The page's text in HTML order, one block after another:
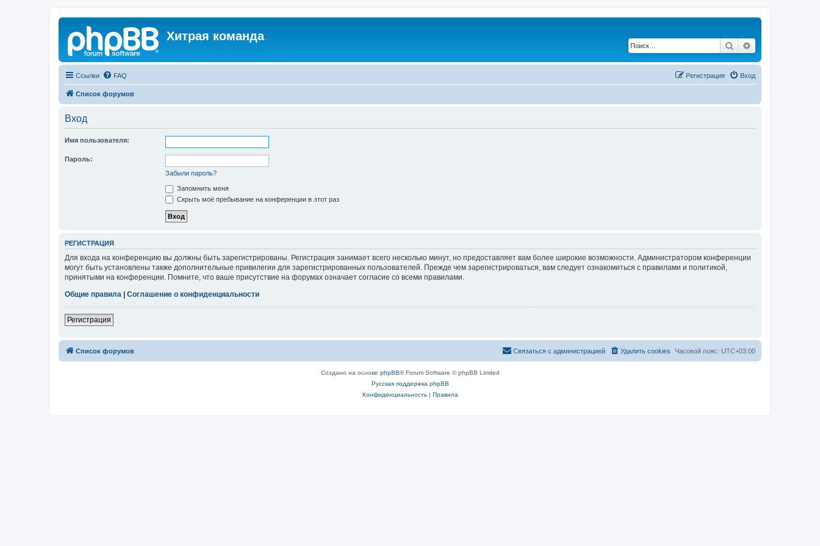
Хитрая команда
Поиск
Ссылки FAQ Вход
Регистрация
Список форумов
Вход
Имя пользователя:
Пароль:
Забыли пароль?
Запомнить меня
Скрыть моё пребывание на конференции в этот раз
РЕГИСТРАЦИЯ
Для входа на конференцию вы должны быть зарегистрированы. Регистрация занимает всего несколько минут, но предоставляет вам более широкие возможности. Администратором конференции
могут быть установлены также дополнительные привилегии для зарегистрированных пользователей. Прежде чем зарегистрироваться, вам следует ознакомиться с правилами и политикой,
принятыми на конференции. Помните, что ваше присутствие на форумах означает согласие со всеми правилами.
Общие правила | Соглашение о конфиденциальности
Регистрация
Список форумов Часовой пояс: UTC+03:00
Удалить cookies
Связаться с администрацией
Создано на основе phpBB® Forum Software © phpBB Limited
Русская поддержка phpBB
Конфиденциальность| Правила